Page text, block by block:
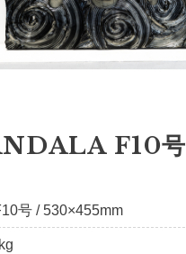
F10号
号 / 530×455mm